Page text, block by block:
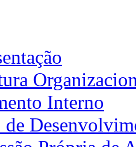
Interno
de